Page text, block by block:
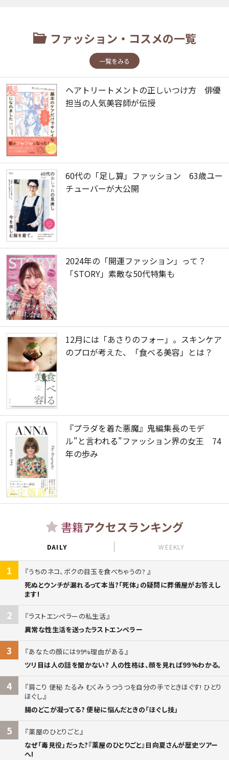
ファッション・コスメの一覧
一覧をみる
ヘアトリートメントの正しいつけ方 俳優
担当の人気美容師が伝授
60代の「足し算」ファッション 63歳ユー
チューバーが大公開
2024年の「開運ファッション」って？
「STORY」素敵な50代特集も
12月には「あさりのフォー」。スキンケア
のプロが考えた、「食べる美容」とは？
『プラダを着た悪魔』鬼編集長のモデ
ル"と言われる"ファッション界の女王 74
年の歩み
書籍アクセスランキング
DAILY WEEKLY
1
うちのネコ、ボクの目玉を食べちゃうの?
死ぬとウンチが漏れるって本当?「死体」の疑問に葬儀屋がお答えし
ます!
2
ラストエンペラーの私生活
異常な性生活を送ったラストエンペラー
3
あなたの顔には99%理由がある
ツリ目は人の話を聞かない? 人の性格は、顔を見れば99%わかる。
4
肩こり 便秘 たるみ むくみ うつうつを自分の手でときほぐす! ひとり
ほぐし
腸のどこが凝ってる? 便秘に悩んだときの「ほぐし技」
5
薬屋のひとりごと
なぜ「毒見役」だった?『薬屋のひとりごと』日向夏さんが歴史ツアー
へ!